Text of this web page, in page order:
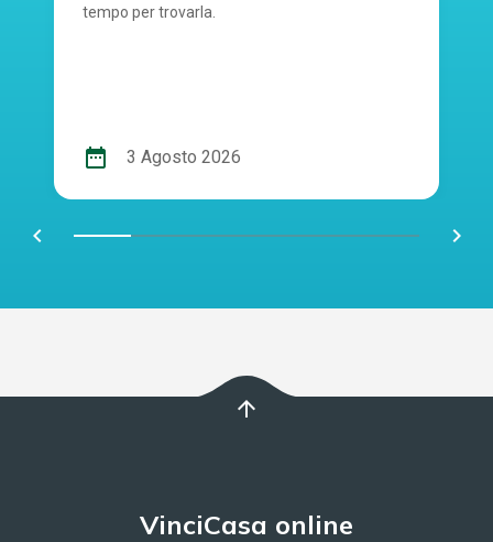
tempo per trovarla.
date_range 3 Agosto 2026
chevron_left navigate_next
arrow_upward
VinciCasa online